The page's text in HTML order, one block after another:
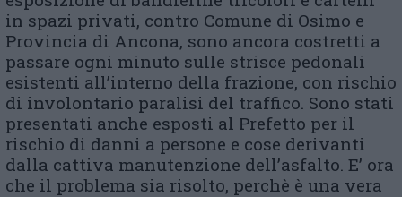
in spazi privati, contro Comune di Osimo e
Provincia di Ancona, sono ancora costretti a
passare ogni minuto sulle strisce pedonali
esistenti all’interno della frazione, con rischio
di involontario paralisi del traffico. Sono stati
presentati anche esposti al Prefetto per il
rischio di danni a persone e cose derivanti
dalla cattiva manutenzione dell’asfalto. E’ ora
che il problema sia risolto, perchè è una vera